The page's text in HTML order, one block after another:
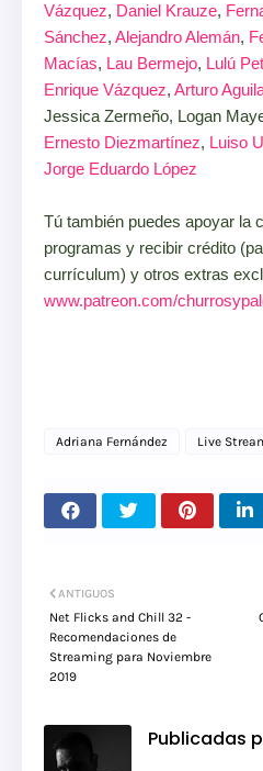
Vázquez, Daniel Krauze,
Sánchez, Alejandro Alemán,
Macías, Lau Bermejo, Lulú
Enrique Vázquez, Arturo
Jessica Zermeño, Logan
Ernesto Diezmartínez, Luiso
Jorge Eduardo López
Tú también puedes apoyar la
programas y recibir crédito
currículum) y otros extras
www.patreon.com/
Adriana Fernández Live
ANTIGUOS
Net Flicks and Chill 32 -
Recomendaciones de
Streaming para Noviembre
2019
Publicadas